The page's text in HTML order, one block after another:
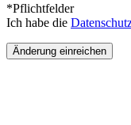
*Pflichtfelder
Ich habe die
Änderung einreichen